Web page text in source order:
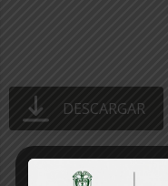
DESCARGAR